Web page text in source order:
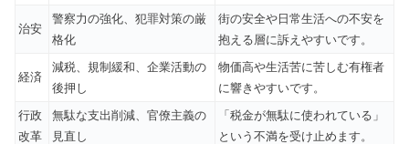
治安
警察力の強化、犯罪対策の厳
格化
街の安全や日常生活への不安を
抱える層に訴えやすいです。
経済
減税、規制緩和、企業活動の
後押し
物価高や生活苦に苦しむ有権者
に響きやすいです。
行政
改革
無駄な支出削減、官僚主義の
見直し
「税金が無駄に使われている」
という不満を受け止めます。